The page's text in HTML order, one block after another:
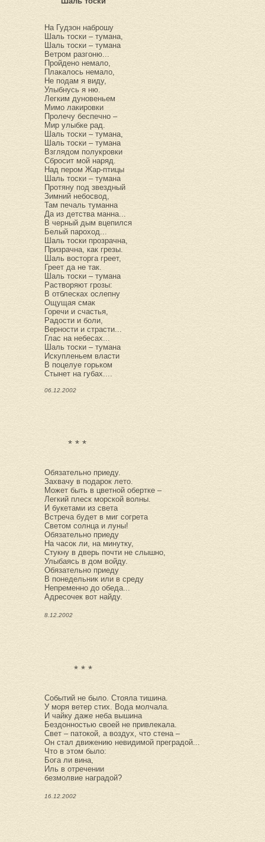
На Гудзон наброшу
Шаль тоски – тумана,
Шаль тоски – тумана
Ветром разгоню...
Пройдено немало,
Плакалось немало,
Не подам я виду,
Улыбнусь я ню.
Легким дуновеньем
Мимо лакировки
Пролечу беспечно –
Мир улыбке рад.
Шаль тоски – тумана,
Шаль тоски – тумана
Взглядом полукровки
Сбросит мой наряд.
Над пером Жар-птицы
Шаль тоски – тумана
Протяну под звездный
Зимний небосвод,
Там печаль туманна
Да из детства манна...
В черный дым вцепился
Белый пароход...
Шаль тоски прозрачна,
Призрачна, как грезы.
Шаль восторга греет,
Греет да не так.
Шаль тоски – тумана
Растворяют грозы:
В отблесках ослепну
Ощущая смак
Горечи и счастья,
Радости и боли,
Верности и страсти...
Глас на небесах...
Шаль тоски – тумана
Искупленьем власти
В поцелуе горьком
Стынет на губах....
06.12.2002
* * *
Обязательно приеду.
Захвачу в подарок лето.
Может быть в цветной обертке –
Легкий плеск морской волны.
И букетами из света
Встреча будет в миг согрета
Светом солнца и луны!
Обязательно приеду
На часок ли, на минутку,
Стукну в дверь почти не слышно,
Улыбаясь в дом войду.
Обязательно приеду
В понедельник или в среду
Непременно до обеда...
Адресочек вот найду.
8.12.2002
* * *
Событий не было. Стояла тишина.
У моря ветер стих. Вода молчала.
И чайку даже неба вышина
Бездонностью своей не привлекала.
Свет – патокой, а воздух, что стена –
Он стал движению невидимой преградой...
Что в этом было:
Бога ли вина,
Иль в отречении
безмолвие наградой?
16.12.2002